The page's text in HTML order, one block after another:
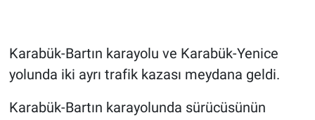
Karabük-Bartın karayolu ve Karabük-Yenice
yolunda iki ayrı trafik kazası meydana geldi.
Karabük-Bartın karayolunda sürücüsünün